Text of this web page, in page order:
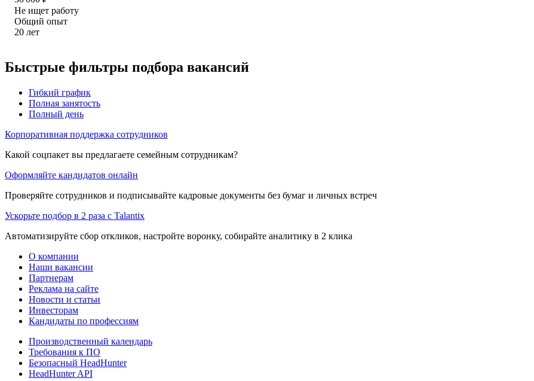
Не ищет работу
Общий опыт
20 лет
Быстрые фильтры подбора вакансий
Гибкий график
Полная занятость
Полный день
Корпоративная поддержка сотрудников
Какой соцпакет вы предлагаете семейным сотрудникам?
Оформляйте кандидатов онлайн
Проверяйте сотрудников и подписывайте кадровые документы без бумаг и личных встреч
Ускорьте подбор в 2 раза с Talantix
Автоматизируйте сбор откликов, настройте воронку, собирайте аналитику в 2 клика
О компании
Наши вакансии
Партнерам
Реклама на сайте
Новости и статьи
Инвесторам
Кандидаты по профессиям
Производственный календарь
Требования к ПО
Безопасный HeadHunter
HeadHunter API